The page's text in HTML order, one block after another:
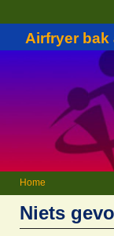
Airfryer bak
Home
Niets